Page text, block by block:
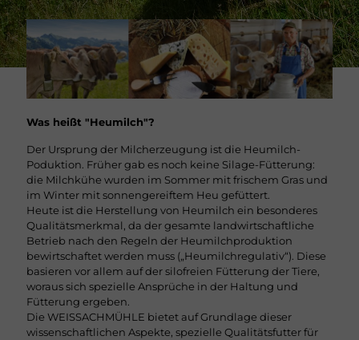
Was heißt "Heumilch"?
Der Ursprung der Milcherzeugung ist die Heumilch-
Poduktion. Früher gab es noch keine Silage-Fütterung:
die Milchkühe wurden im Sommer mit frischem Gras und
im Winter mit sonnengereiftem Heu gefüttert.
Heute ist die Herstellung von Heumilch ein besonderes
Qualitätsmerkmal, da der gesamte landwirtschaftliche
Betrieb nach den Regeln der Heumilchproduktion
bewirtschaftet werden muss („Heumilchregulativ“). Diese
basieren vor allem auf der silofreien Fütterung der Tiere,
woraus sich spezielle Ansprüche in der Haltung und
Fütterung ergeben.
Die WEISSACHMÜHLE bietet auf Grundlage dieser
wissenschaftlichen Aspekte, spezielle Qualitätsfutter für